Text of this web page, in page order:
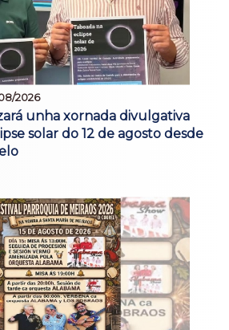
2026
unha xornada divulgativa
solar do 12 de agosto desde